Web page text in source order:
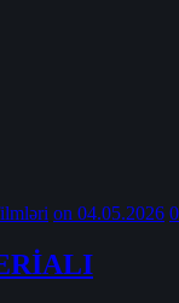
on 04.05.2026 0